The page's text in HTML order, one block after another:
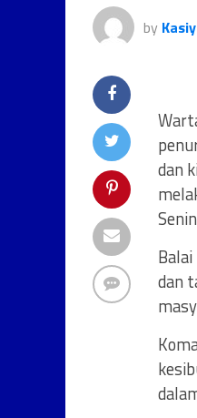
by
dan
dan